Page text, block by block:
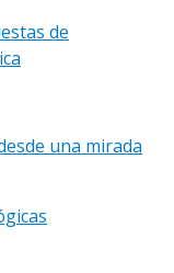
de
una mirada